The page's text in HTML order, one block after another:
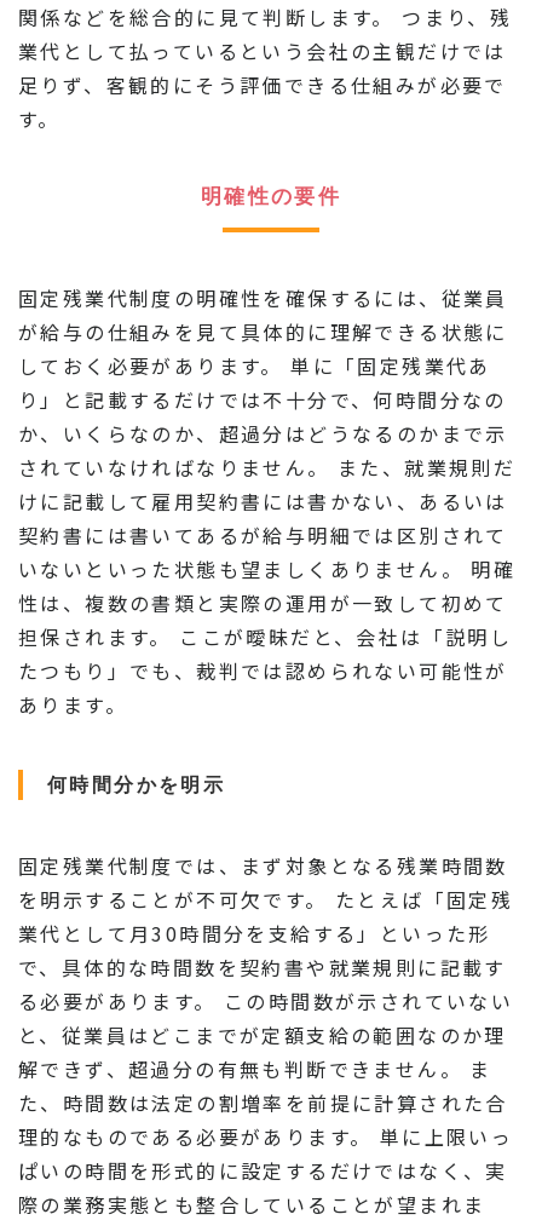
関係などを総合的に見て判断します。 つまり、残
業代として払っているという会社の主観だけでは
足りず、客観的にそう評価できる仕組みが必要で
す。
明確性の要件
固定残業代制度の明確性を確保するには、従業員
が給与の仕組みを見て具体的に理解できる状態に
しておく必要があります。 単に「固定残業代あ
り」と記載するだけでは不十分で、何時間分なの
か、いくらなのか、超過分はどうなるのかまで示
されていなければなりません。 また、就業規則だ
けに記載して雇用契約書には書かない、あるいは
契約書には書いてあるが給与明細では区別されて
いないといった状態も望ましくありません。 明確
性は、複数の書類と実際の運用が一致して初めて
担保されます。 ここが曖昧だと、会社は「説明し
たつもり」でも、裁判では認められない可能性が
あります。
何時間分かを明示
固定残業代制度では、まず対象となる残業時間数
を明示することが不可欠です。 たとえば「固定残
業代として月30時間分を支給する」といった形
で、具体的な時間数を契約書や就業規則に記載す
る必要があります。 この時間数が示されていない
と、従業員はどこまでが定額支給の範囲なのか理
解できず、超過分の有無も判断できません。 ま
た、時間数は法定の割増率を前提に計算された合
理的なものである必要があります。 単に上限いっ
ぱいの時間を形式的に設定するだけではなく、実
際の業務実態とも整合していることが望まれま